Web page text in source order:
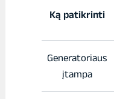
Ką patikrinti
Generatoriaus
įtampa